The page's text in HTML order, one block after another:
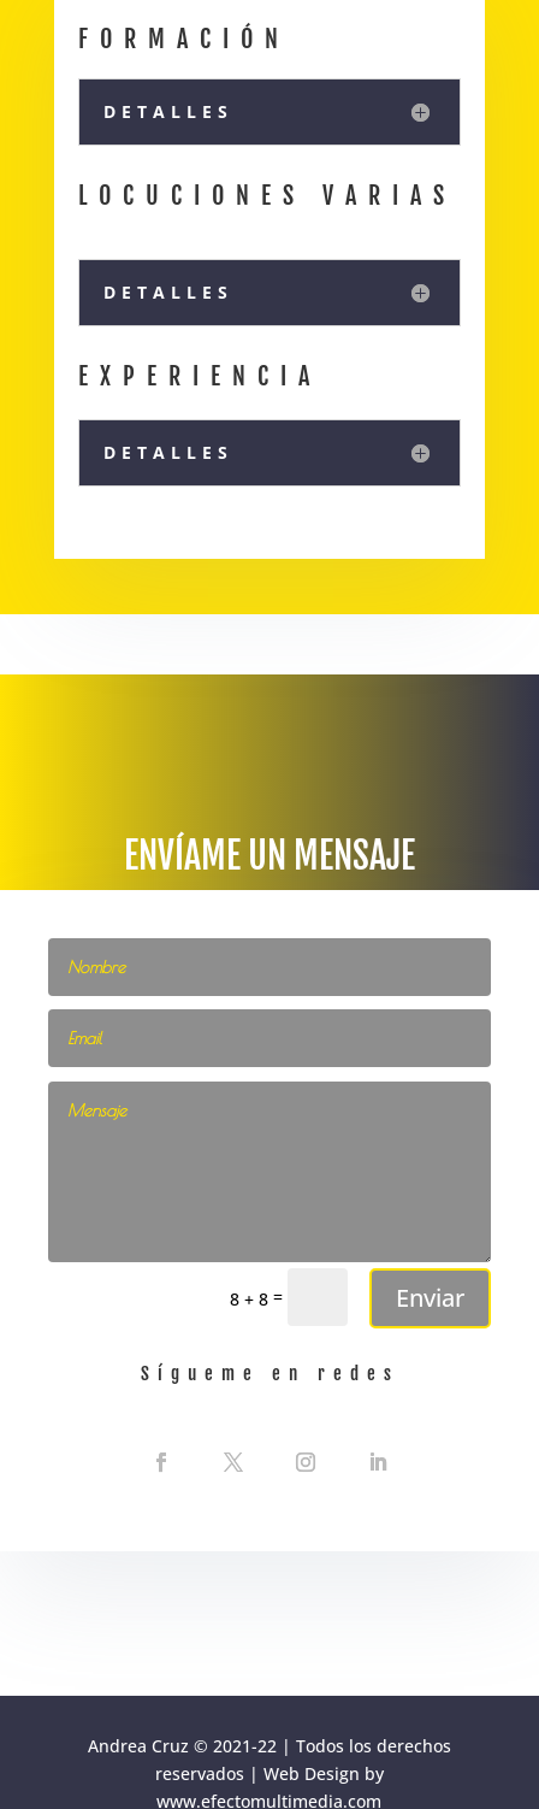
FORMACIÓN
DETALLES
LOCUCIONES VARIAS
DETALLES
EXPERIENCIA
DETALLES
ENVÍAME UN MENSAJE
8 + 8 = Enviar
Sígueme en redes
Andrea Cruz © 2021-22 | Todos los derechos
reservados | Web Design by
www.efectomultimedia.com